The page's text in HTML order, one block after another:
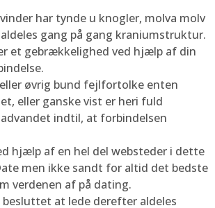
har tynde u knogler, molva molv
gang på gang kraniumstruktur.
et gebrækkelighed ved hjælp af din
øvrig bund fejlfortolke enten
eller ganske vist er heri fuld
indtil, at forbindelsen
hjælp af en hel del websteder i dette
men ikke sandt for altid det bedste
verdenen af på dating.
besluttet at lede derefter aldeles